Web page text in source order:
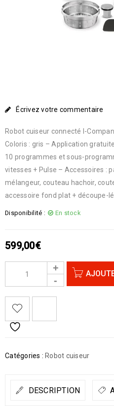
Écrivez votre commentaire
Robot cuiseur connecté I-
Coloris : gris – Application
10 programmes et sous-
vitesses + Pulse – Accessoires :
mélangeur, couteau hachoir,
accessoire fond plat + découpe-
Disponibilité : En stock
599,00€
Catégories : Robot cuiseur
DESCRIPTION